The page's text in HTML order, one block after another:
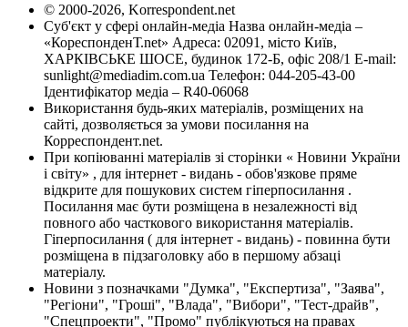
© 2000-2026, Korrespondent.net
Суб'єкт у сфері онлайн-медіа Назва онлайн-медіа –
«КореспонденТ.net» Адреса: 02091, місто Київ,
ХАРКІВСЬКЕ ШОСЕ, будинок 172-Б, офіс 208/1 E-mail:
sunlight@mediadim.com.ua Телефон: 044-205-43-00
Ідентифікатор медіа – R40-06068
Використання будь-яких матеріалів, розміщених на
сайті, дозволяється за умови посилання на
Корреспондент.net.
При копіюванні матеріалів зі сторінки « Новини України
і світу» , для інтернет - видань - обов'язкове пряме
відкрите для пошукових систем гіперпосилання .
Посилання має бути розміщена в незалежності від
повного або часткового використання матеріалів.
Гіперпосилання ( для інтернет - видань) - повинна бути
розміщена в підзаголовку або в першому абзаці
матеріалу.
Новини з позначками "Думка", "Експертиза", "Заява",
"Регіони", "Гроші", "Влада", "Вибори", "Тест-драйв",
"Спецпроекти", "Промо" публікуються на правах